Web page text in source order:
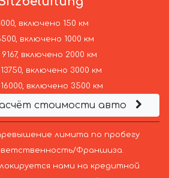
включено 150 км
включено 1000 км
включено 2000 км
включено 3000 км
включено 3500 км
стоимости авто
лимита по пробегу
Франшиза.
нами на кредитной